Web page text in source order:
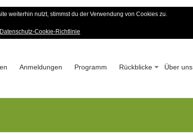
Verein
1963
Anmeldungen Programm Rückblicke Über uns
weiterhin nutzt, stimmst du der Verwendung von Cookies zu.
Datenschutz-Cookie-Richtlinie